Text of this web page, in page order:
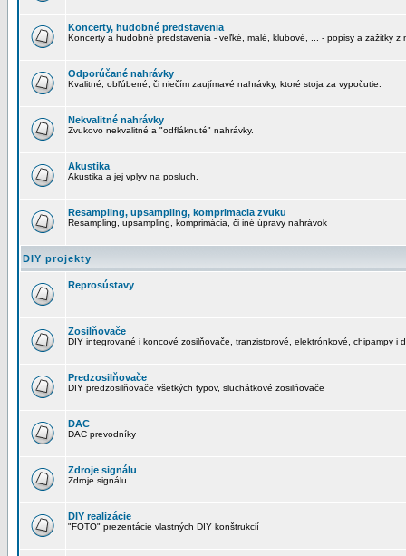
Koncerty, hudobné predstavenia
Koncerty a hudobné predstavenia - veľké, malé, klubové, ... - popisy a zážitky z
Odporúčané nahrávky
Kvalitné, obľúbené, či niečím zaujímavé nahrávky, ktoré stoja za vypočutie.
Nekvalitné nahrávky
Zvukovo nekvalitné a "odfláknuté" nahrávky.
Akustika
Akustika a jej vplyv na posluch.
Resampling, upsampling, komprimacia zvuku
Resampling, upsampling, komprimácia, či iné úpravy nahrávok
DIY projekty
Reprosústavy
Zosilňovače
DIY integrované i koncové zosilňovače, tranzistorové, elektrónkové, chipampy i
Predzosilňovače
DIY predzosilňovače všetkých typov, sluchátkové zosilňovače
DAC
DAC prevodníky
Zdroje signálu
Zdroje signálu
DIY realizácie
"FOTO" prezentácie vlastných DIY konštrukcií